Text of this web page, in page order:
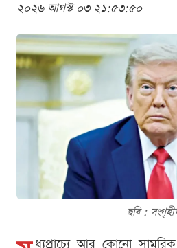
২০২৬ আগস্ট ০৩ ২১:৫৩:৫০
ছবি :
ধ্যপ্রাচ্যে আর কোনো